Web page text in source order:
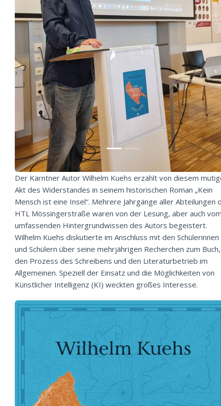
Der Kärntner Autor Wilhelm Kuehs erzählt von diesem
Akt des Widerstandes in seinem historischen Roman „Kein
Mensch ist eine Insel“. Mehrere Jahrgänge aller Abteilungen
HTL Mössingerstraße waren von der Lesung, aber auch
umfassenden Hintergrundwissen des Autors begeistert.
Wilhelm Kuehs diskutierte im Anschluss mit den Schülerinnen
und Schülern über seine mehrjährigen Recherchen zum Buch,
den Prozess des Schreibens und den Literaturbetrieb im
Allgemeinen. Speziell der Einsatz und die Möglichkeiten von
Künstlicher Intelligenz (KI) weckten großes Interesse.